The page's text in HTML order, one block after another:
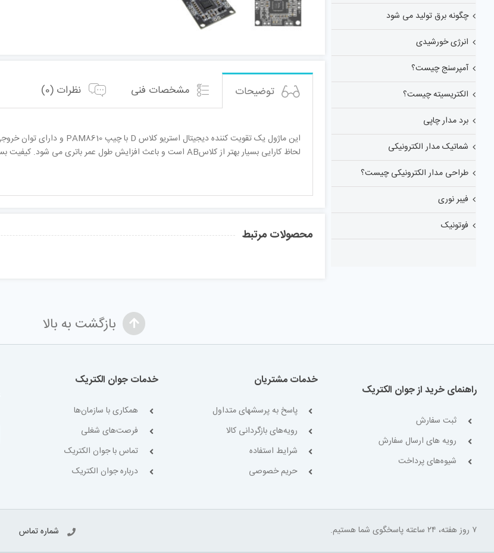
توضیحات مشخصات فنی نظرات (0)
لحاظ کارایی بسیار بهتر از کلاسAB است و باعث افزایش طول عمر باتری می شود. کیفیت بسیار خوب، وزن کم و قیمت مناسب از دیگر ویژگی های این محصول است.
محصولات مرتبط
چگونه برق تولید می شود
انرژی خورشیدی
آمپرسنج چیست؟
الکتریسیته چیست؟
برد مدار چاپی
شماتیک مدار الکترونیکی
طراحی مدار الکترونیکی چیست؟
فیبر نوری
فوتونیک
بازگشت به بالا
راهنمای خرید از جوان الکتریک
ثبت سفارش
رویه های ارسال سفارش
شیوه‌های پرداخت
خدمات مشتریان
پاسخ به پرسشهای متداول
رویه‌های بازگردانی کالا
شرایط استفاده
حریم خصوصی
خدمات جوان الکتریک
همکاری با سازمان‌ها
فرصت‌های شغلی
تماس با جوان الکتریک
درباره جوان الکتریک
۷ روز هفته، ۲۴ ساعته پاسخگوی شما هستیم. شماره تماس